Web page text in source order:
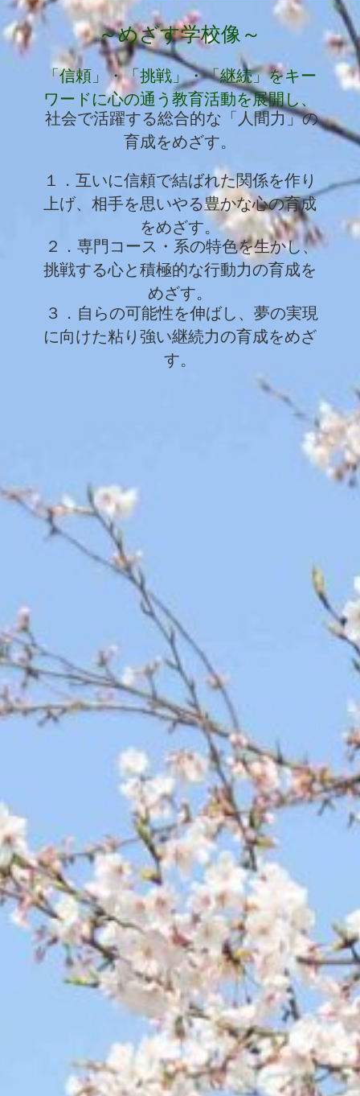
～めざす学校像～​
「信頼」・「挑戦」・「継続」をキー
ワードに心の通う教育活動を展開し、
社会で活躍する総合的な「人間力」の
育成をめざす。
１．互いに信頼で結ばれた関係を作り
上げ、相手を思いやる豊かな心の育成
をめざす。
２．専門コース・系の特色を生かし、
挑戦する心と積極的な行動力の育成を
めざす。
３．自らの可能性を伸ばし、夢の実現
に向けた粘り強い継続力の育成をめざ
す。